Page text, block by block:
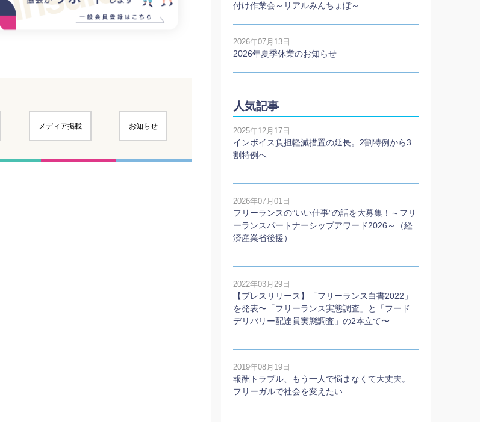
メディア掲載 お知らせ
付け作業会～リアルみんちょぼ～
2026年07月13日
2026年夏季休業のお知らせ
人気記事
2025年12月17日
インボイス負担軽減措置の延長。2割特例から3
割特例へ
2026年07月01日
フリーランスの”いい仕事”の話を大募集！～フリ
ーランスパートナーシップアワード2026～（経
済産業省後援）
2022年03月29日
【プレスリリース】「フリーランス白書2022」
を発表〜「フリーランス実態調査」と「フード
デリバリー配達員実態調査」の2本⽴て〜
2019年08月19日
報酬トラブル、もう一人で悩まなくて大丈夫。
フリーガルで社会を変えたい